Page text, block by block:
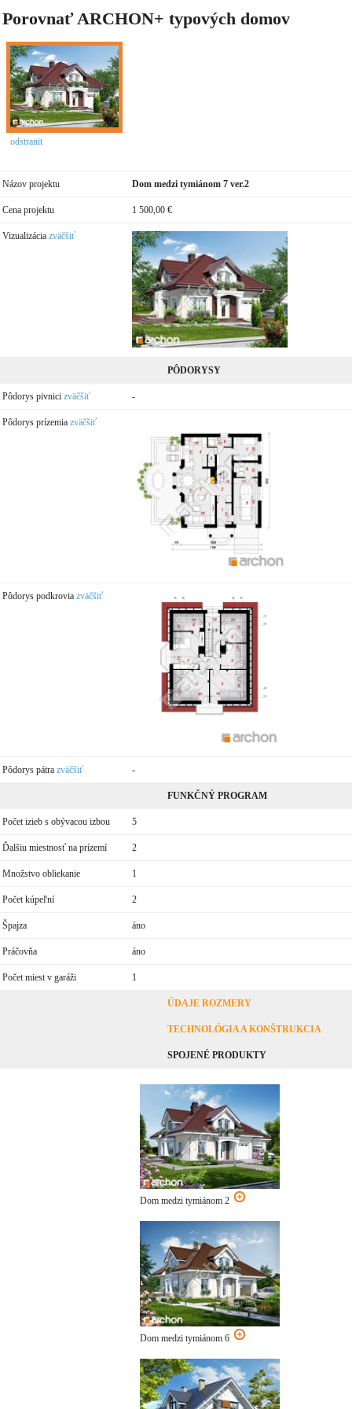
Porovnať ARCHON+ typových domov
odstranit
Názov projektu Dom medzi tymiánom 7 ver.2
Cena projektu 1 500,00 €
Vizualizácia zväčšiť
PÔDORYSY
Pôdorys pivnici zväčšiť -
Pôdorys prízemia zväčšiť
Pôdorys podkrovia zväčšiť
Pôdorys pátra zväčšiť -
FUNKČNÝ PROGRAM
Počet izieb s obývacou izbou 5
Ďalšiu miestnosť na prízemí 2
Množstvo obliekanie 1
Počet kúpeľní 2
Špajza áno
Práčovňa áno
Počet miest v garáži 1
ÚDAJE ROZMERY
TECHNOLÓGIA A KONŠTRUKCIA
SPOJENÉ PRODUKTY
Dom medzi tymiánom 2
Dom medzi tymiánom 6